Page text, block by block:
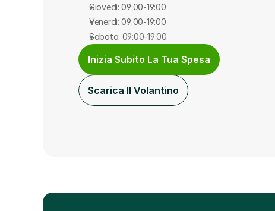
Giovedì: 09:00-19:00
Venerdì: 09:00-19:00
Sabato: 09:00-19:00
Inizia Subito La Tua Spesa
Scarica Il Volantino